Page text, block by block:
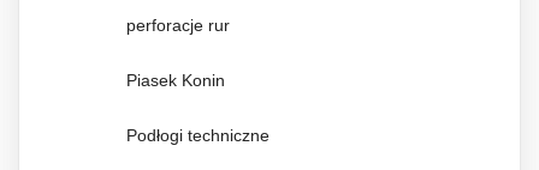
perforacje rur
Piasek Konin
Podłogi techniczne